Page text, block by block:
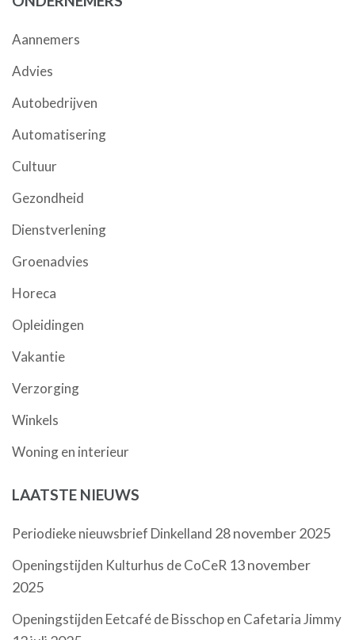
Aannemers
Advies
Autobedrijven
Automatisering
Cultuur
Gezondheid
Dienstverlening
Groenadvies
Horeca
Opleidingen
Vakantie
Verzorging
Winkels
Woning en interieur
LAATSTE NIEUWS
Periodieke nieuwsbrief Dinkelland 28 november 2025
Openingstijden Kulturhus de CoCeR 13 november
2025
Openingstijden Eetcafé de Bisschop en Cafetaria Jimmy